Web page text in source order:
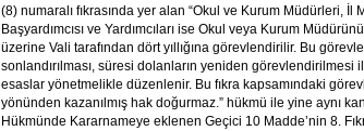
(8) numaralı fıkrasında yer alan “Okul ve Kurum Müdürleri,
Başyardımcısı ve Yardımcıları ise Okul veya Kurum
üzerine Vali tarafından dört yıllığına görevlendirilir. Bu
sonlandırılması, süresi dolanların yeniden görevlendirilmesi
esaslar yönetmelikle düzenlenir. Bu fıkra kapsamındaki
yönünden kazanılmış hak doğurmaz.” hükmü ile yine aynı
Hükmünde Kararnameye eklenen Geçici 10 Madde’nin 8.